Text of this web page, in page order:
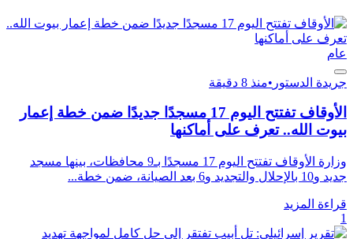
عام
جريدة الدستور •منذ 8 دقيقة
الأوقاف تفتتح اليوم 17 مسجدًا جديدًا ضمن خطة إعمار
بيوت الله.. تعرف على أماكنها
وزارة الأوقاف تفتتح اليوم 17 مسجدًا بـ9 محافظات، بينها مسجد
جديد و10 بالإحلال والتجديد و6 بعد الصيانة، ضمن خطة...
قراءة المزيد
1